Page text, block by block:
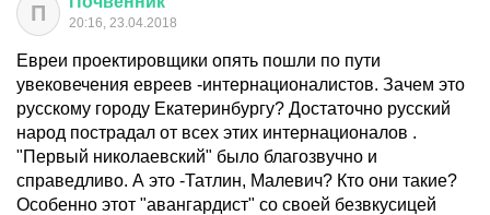
П 20:16, 23.04.2018
Евреи проектировщики опять пошли по пути
увековечения евреев -интернационалистов. Зачем это
русскому городу Екатеринбургу? Достаточно русский
народ пострадал от всех этих интернационалов .
"Первый николаевский" было благозвучно и
справедливо. А это -Татлин, Малевич? Кто они такие?
Особенно этот "авангардист" со своей безвкусицей